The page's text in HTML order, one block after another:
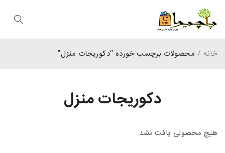
دکوریجات منزل
خانه / محصولات برچسب خورده “دکوریجات منزل”
هیچ محصولی یافت نشد.